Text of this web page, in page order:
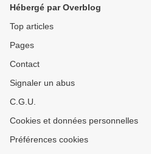
Hébergé par Overblog
Top articles
Pages
Contact
Signaler un abus
C.G.U.
Cookies et données personnelles
Préférences cookies